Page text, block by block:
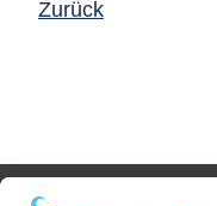
Zurück